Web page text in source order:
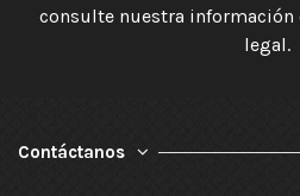
consulte nuestra información
legal.
Contáctanos